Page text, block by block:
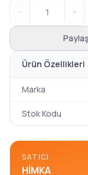
− +
Paylaş
Ürün Özellikleri
Marka
Stok Kodu
SATICI
HIMKA